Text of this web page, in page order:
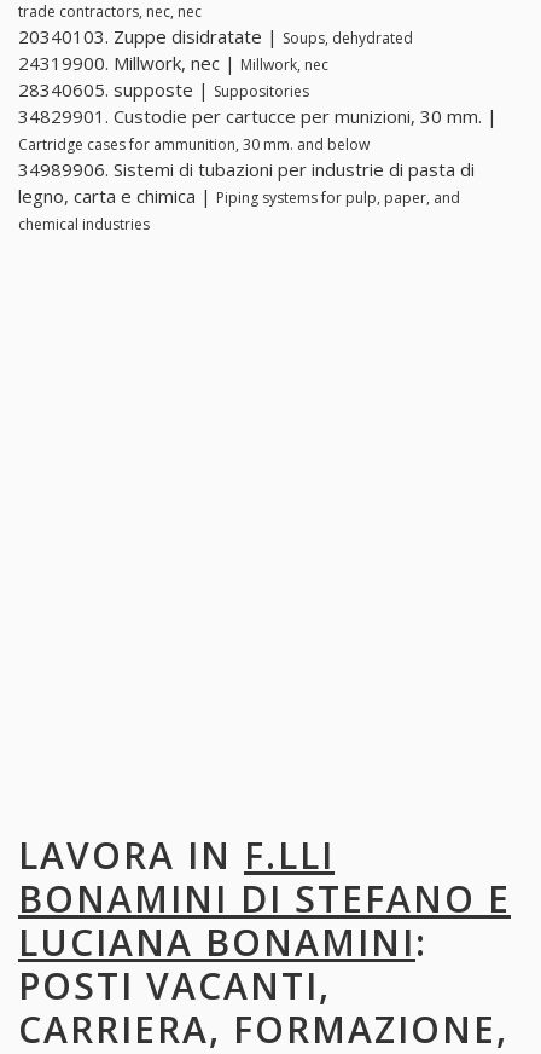
trade contractors, nec, nec
20340103. Zuppe disidratate | Soups, dehydrated
24319900. Millwork, nec | Millwork, nec
28340605. supposte | Suppositories
34829901. Custodie per cartucce per munizioni, 30 mm. |
Cartridge cases for ammunition, 30 mm. and below
34989906. Sistemi di tubazioni per industrie di pasta di
legno, carta e chimica | Piping systems for pulp, paper, and
chemical industries
LAVORA IN F.LLI
BONAMINI DI STEFANO E
LUCIANA BONAMINI:
POSTI VACANTI,
CARRIERA, FORMAZIONE,